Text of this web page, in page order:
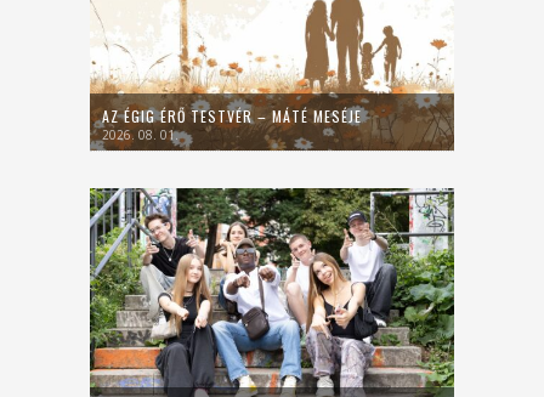
AZ ÉGIG ÉRŐ TESTVÉR – MÁTÉ MESÉJE
2026. 08. 01.